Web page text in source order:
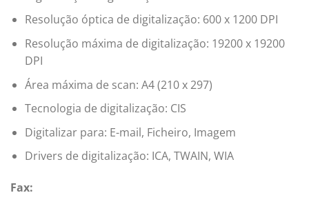
Resolução óptica de digitalização: 600 x 1200 DPI
Resolução máxima de digitalização: 19200 x 19200
DPI
Área máxima de scan: A4 (210 x 297)
Tecnologia de digitalização: CIS
Digitalizar para: E-mail, Ficheiro, Imagem
Drivers de digitalização: ICA, TWAIN, WIA
Fax: